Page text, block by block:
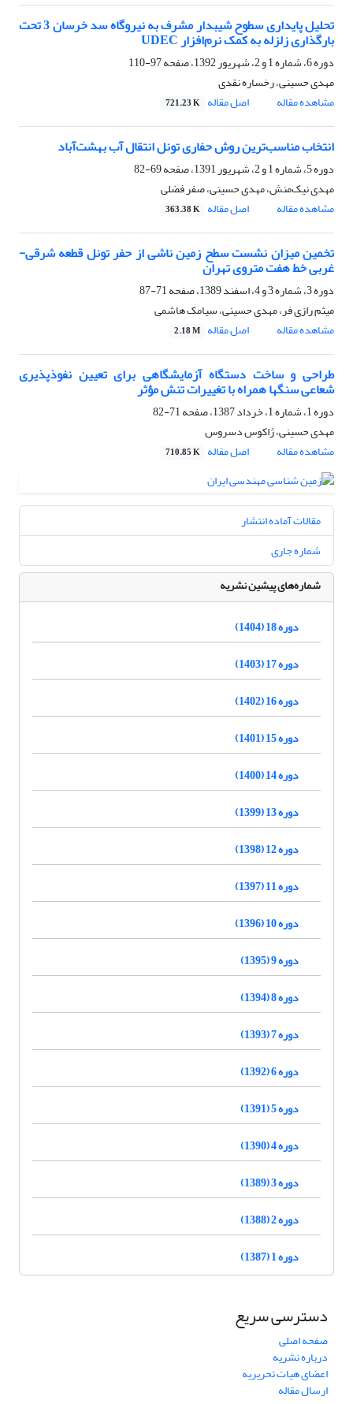
تحلیل پایداری سطوح شیبدار مشرف به نیروگاه سد خرسان 3 تحت
بارگذاری زلزله به کمک نرم‌افزار UDEC
دوره 6، شماره 1 و 2، شهریور 1392، صفحه
97-110
مهدی حسینی، رخساره نقدی
مشاهده مقاله
اصل مقاله 721.23 K
انتخاب مناسب‌ترین روش حفاری تونل انتقال آب بهشت‌آباد
دوره 5، شماره 1 و 2، شهریور 1391، صفحه
69-82
مهدی نیک‌منش، مهدی حسینی، صفر فضلی
مشاهده مقاله
اصل مقاله 363.38 K
تخمین میزان نشست سطح زمین ناشی از حفر تونل قطعه شرقی-
غربی خط هفت متروی تهران
دوره 3، شماره 3 و 4، اسفند 1389، صفحه
71-87
میثم رازی فر، مهدی حسینی، سیامک هاشمی
مشاهده مقاله
اصل مقاله 2.18 M
طراحی و ساخت دستگاه آزمایشگاهی برای تعیین نفوذپذیری
شعاعی سنگها همراه با تغییرات تنش مؤثر
دوره 1، شماره 1، خرداد 1387، صفحه
71-82
مهدی حسینی، ژاکوس دسروس
مشاهده مقاله
اصل مقاله 710.85 K
مقالات آماده انتشار
شماره جاری
شماره‌های پیشین نشریه
دوره 18 (1404)
دوره 17 (1403)
دوره 16 (1402)
دوره 15 (1401)
دوره 14 (1400)
دوره 13 (1399)
دوره 12 (1398)
دوره 11 (1397)
دوره 10 (1396)
دوره 9 (1395)
دوره 8 (1394)
دوره 7 (1393)
دوره 6 (1392)
دوره 5 (1391)
دوره 4 (1390)
دوره 3 (1389)
دوره 2 (1388)
دوره 1 (1387)
دسترسی سریع
صفحه اصلی
درباره نشریه
اعضای هیات تحریریه
ارسال مقاله